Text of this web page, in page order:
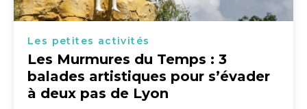
Les petites activités
Les Murmures du Temps : 3
balades artistiques pour s’évader
à deux pas de Lyon